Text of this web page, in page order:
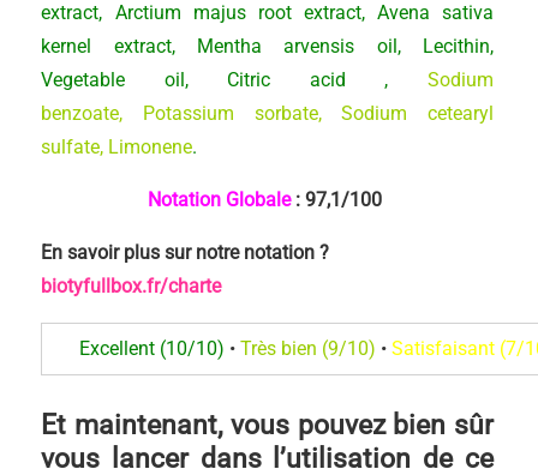
extract, Arctium majus root extract, Avena sativa
kernel extract, Mentha arvensis oil, Lecithin,
Vegetable oil, Citric acid ,
Sodium
benzoate, Potassium sorbate, Sodium cetearyl
sulfate, Limonene.
Notation Globale: 97,1/100
En savoir plus sur notre notation?
biotyfullbox.fr/charte
Excellent (10/10) • Très bien (9/10) • Satisfaisant (7/
Et maintenant, vous pouvez bien sûr
vous lancer dans l’utilisation de ce